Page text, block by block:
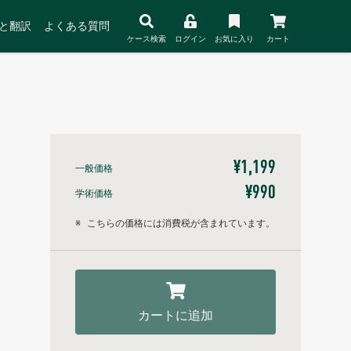
翻訳 よくある質問
ケース検索 ログイン お気に入り カート
一般価格 ¥1,199
学術価格 ¥990
※ こちらの価格には消費税が含まれています。
カートに追加